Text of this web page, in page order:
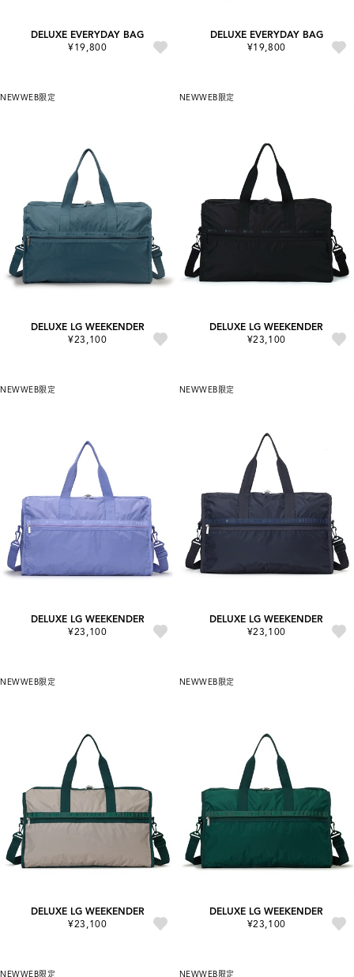
DELUXE EVERYDAY BAG
¥19,800
DELUXE EVERYDAY BAG
¥19,800
NEWWEB限定
DELUXE LG WEEKENDER
¥23,100
NEWWEB限定
DELUXE LG WEEKENDER
¥23,100
NEWWEB限定
DELUXE LG WEEKENDER
¥23,100
NEWWEB限定
DELUXE LG WEEKENDER
¥23,100
NEWWEB限定
DELUXE LG WEEKENDER
¥23,100
NEWWEB限定
DELUXE LG WEEKENDER
¥23,100
NEWWEB限定 NEWWEB限定